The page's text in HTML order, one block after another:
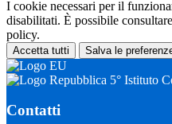
I cookie necessari per il
disabilitati. È possibile
policy.
Accetta tutti Salva le
5° Istituto
Contatti